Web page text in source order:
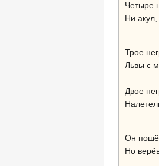
Четыре
Ни акул,
Трое
Львы с
Двое
Он
Но